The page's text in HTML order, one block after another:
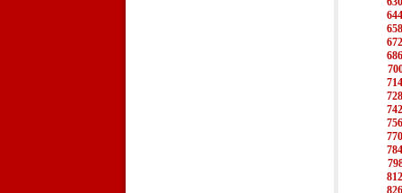
644
658
672
686
714
728
742
756
770
784
812
826